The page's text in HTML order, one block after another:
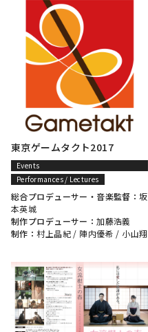
東京ゲームタクト2017
Events
(organization/planning/production)
Performances / Lectures
総合プロデューサー・音楽監督：坂
本英城
制作プロデューサー：加藤浩義
制作：村上晶紀/ 陣内優希 / 小山翔